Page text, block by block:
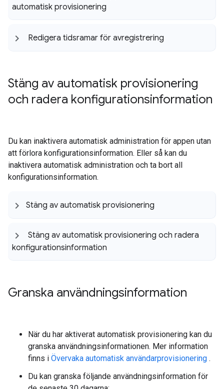
automatisk provisionering
Redigera tidsramar för avregistrering
Stäng av automatisk provisionering
och radera konfigurationsinformation
Du kan inaktivera automatisk administration för appen utan
att förlora konfigurationsinformation. Eller så kan du
inaktivera automatisk administration och ta bort all
konfigurationsinformation.
Stäng av automatisk provisionering
Stäng av automatisk provisionering och radera
konfigurationsinformation
Granska användningsinformation
När du har aktiverat automatisk provisionering kan du
granska användningsinformationen. Mer information
finns i Övervaka automatisk användarprovisionering .
Du kan granska följande användningsinformation för